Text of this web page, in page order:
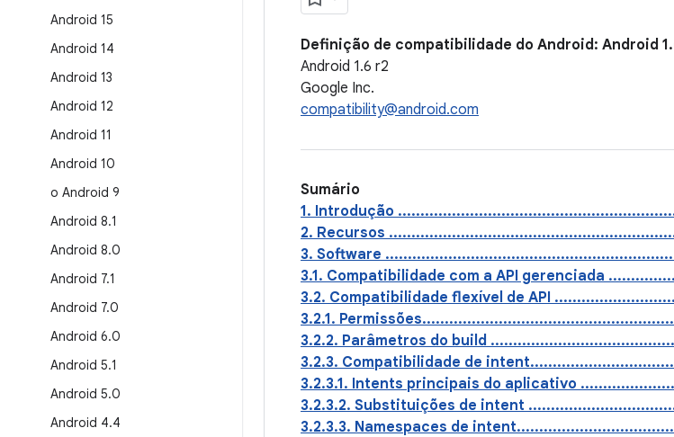
Android 15
Android 14
Android 13
Android 12
Android 11
Android 10
o Android 9
Android 8.1
Android 8.0
Android 7.1
Android 7.0
Android 6.0
Android 5.1
Android 5.0
Android 4.4
Definição de compatibilidade do Android: Android
Android 1.6 r2
Google Inc.
compatibility@android.com
Sumário
1. Introdução
2. Recursos
3. Software
3.1. Compatibilidade com a API gerenciada
3.2. Compatibilidade flexível de API
3.2.1.
3.2.2. Parâmetros do build
3.2.3. Compatibilidade de
3.2.3.1. Intents principais do aplicativo
3.2.3.2. Substituições de intent
3.2.3.3. Namespaces de